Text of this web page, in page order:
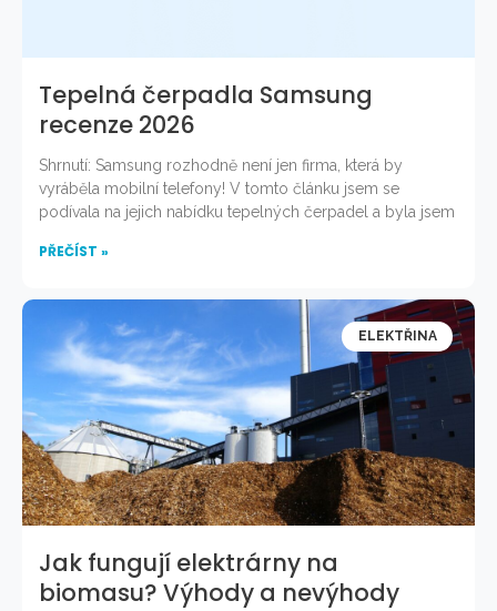
Tepelná čerpadla Samsung
recenze 2026
Shrnutí: Samsung rozhodně není jen firma, která by
vyráběla mobilní telefony! V tomto článku jsem se
podívala na jejich nabídku tepelných čerpadel a byla jsem
PŘEČÍST »
ELEKTŘINA
Jak fungují elektrárny na
biomasu? Výhody a nevýhody